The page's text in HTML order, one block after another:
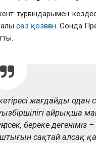
тұрғындарымен
сөз қозғаған. Сонда
жағдайды
айрықша
береке дегеніміз
сақтай алсақ